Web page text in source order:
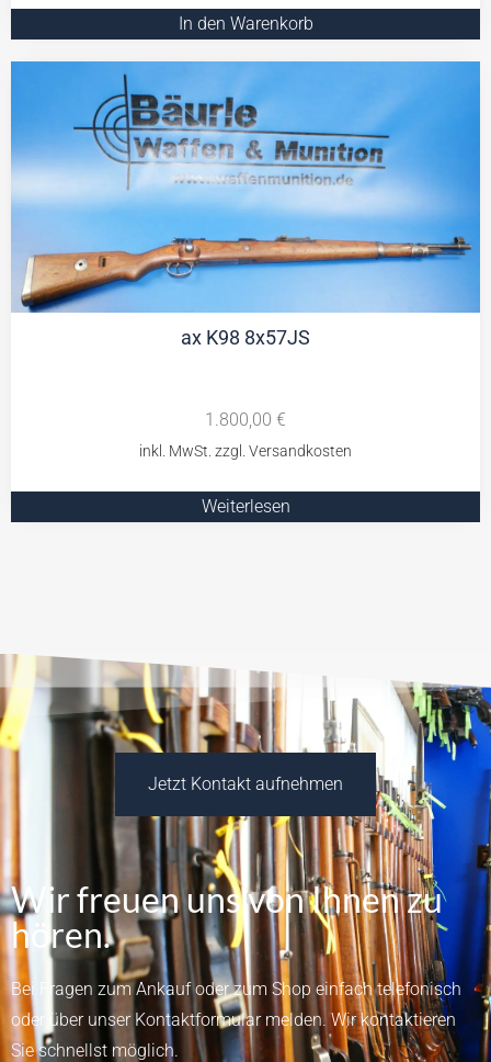
In den Warenkorb
ax K98 8x57JS
1.800,00 €
Weiterlesen
Jetzt Kontakt aufnehmen
Wir freuen uns von Ihnen zu
hören.
Bei Fragen zum Ankauf oder zum Shop einfach telefonisch
oder über unser Kontaktformularmelden.Wir kontaktieren
Sie schnellst möglich.